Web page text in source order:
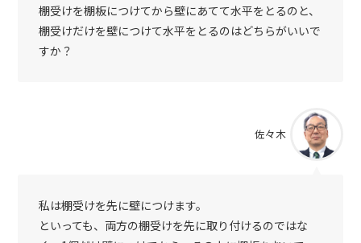
棚受けを棚板につけてから壁にあてて水平をとるのと、
棚受けだけを壁につけて水平をとるのはどちらがいいで
すか？
佐々木
私は棚受けを先に壁につけます。
といっても、両方の棚受けを先に取り付けるのではな